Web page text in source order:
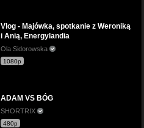
Vlog - Majówka, spotkanie z Weroniką
i Anią, Energylandia
Ola Sidorowska
1080p
ADAM VS BÓG
SHORTRIX
480p